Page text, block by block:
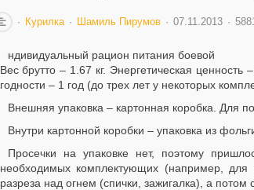
Курилка Шамиль Пирумов 07.11.2013
ндивидуальный рацион питания боевой
Вес брутто – 1.67 кг. Энергетическая
годности – 1 год (до трех лет у некоторых
Внешняя упаковка – картонная коробка. Для
Внутри картонной коробки – упаковка из
Просечки на упаковке нет, поэтому
необходимых комплектующих (например, для
разреза над огнем (спички, зажигалка), а потом